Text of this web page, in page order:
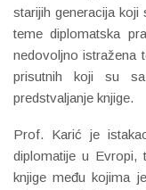
starijih generacija koji
teme diplomatska
nedovoljno istražena
prisutnih koji su
predstvaljanje knjige.
Prof. Karić je
diplomatije u Evropi,
knjige među kojima